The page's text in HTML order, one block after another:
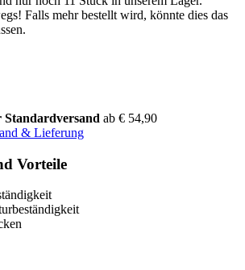
Falls mehr bestellt wird, könnte dies das
Standardversand ab € 54,90
& Lieferung
Vorteile